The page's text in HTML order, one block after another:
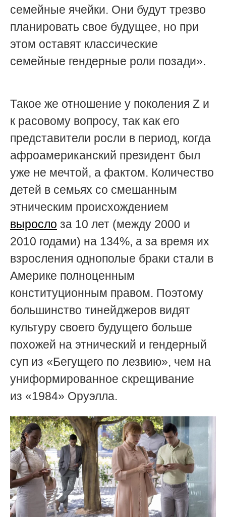
семейные ячейки. Они будут трезво
планировать свое будущее, но при
этом оставят классические
семейные гендерные роли позади».
Такое же отношение у поколения Z и
к расовому вопросу, так как его
представители росли в период, когда
афроамериканский президент был
уже не мечтой, а фактом. Количество
детей в семьях со смешанным
этническим происхождением
выросло за 10 лет (между 2000 и
2010 годами) на 134%, а за время их
взросления однополые браки стали в
Америке полноценным
конституционным правом. Поэтому
большинство тинейджеров видят
культуру своего будущего больше
похожей на этнический и гендерный
суп из «Бегущего по лезвию», чем на
униформированное скрещивание
из «1984» Оруэлла.